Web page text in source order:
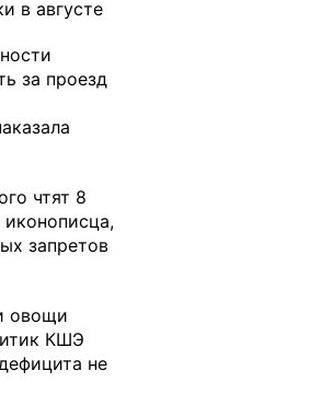
в августе
за проезд
чтят 8
иконописца,
запретов
овощи
КШЭ
не